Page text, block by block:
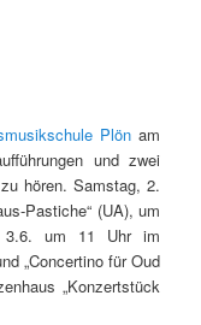
Plön am
und zwei
hören. Samstag, 2.
Pastiche“ (UA), um
3.6. um 11 Uhr im
„Concertino für Oud
„Konzertstück